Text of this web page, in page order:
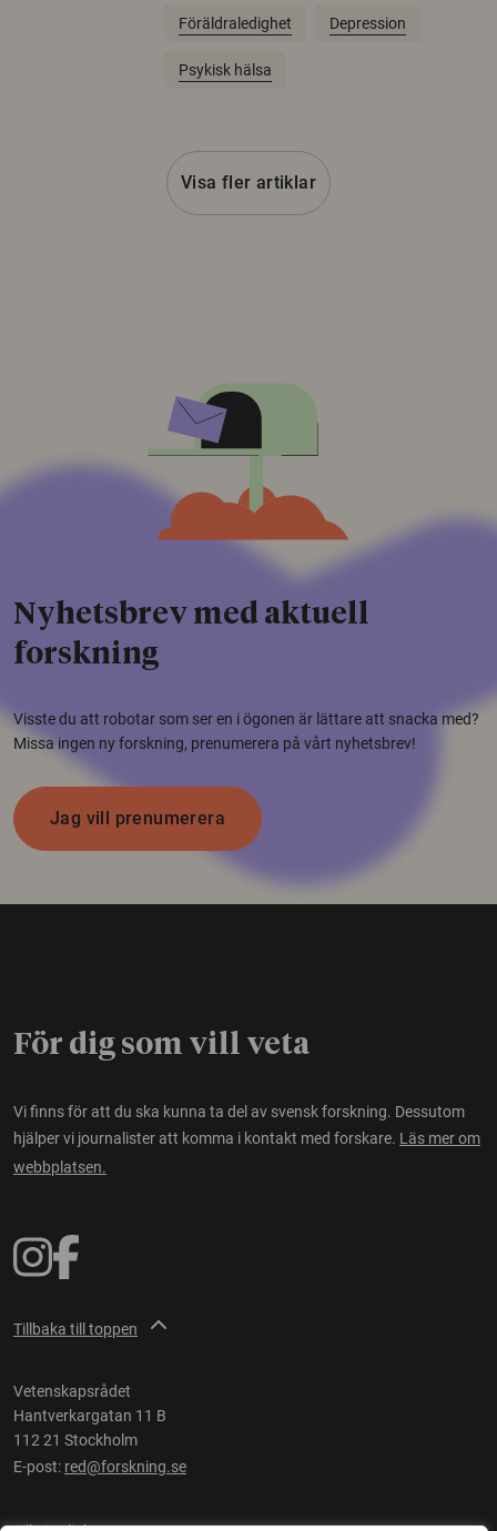
Föräldraledighet Depression
Psykisk hälsa
Visa fler artiklar
Nyhetsbrev med aktuell
forskning
Visste du att robotar som ser en i ögonen är lättare att snacka med?
Missa ingen ny forskning, prenumerera på vårt nyhetsbrev!
Jag vill prenumerera
För dig som vill veta
Vi finns för att du ska kunna ta del av svensk forskning. Dessutom
hjälper vi journalister att komma i kontakt med forskare. Läs mer om
webbplatsen.
Tillbaka till toppen
Vetenskapsrådet
Hantverkargatan 11 B
112 21 Stockholm
E-post: red@forskning.se